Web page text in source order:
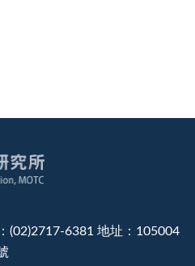
(02)2717-6381 地址：105004